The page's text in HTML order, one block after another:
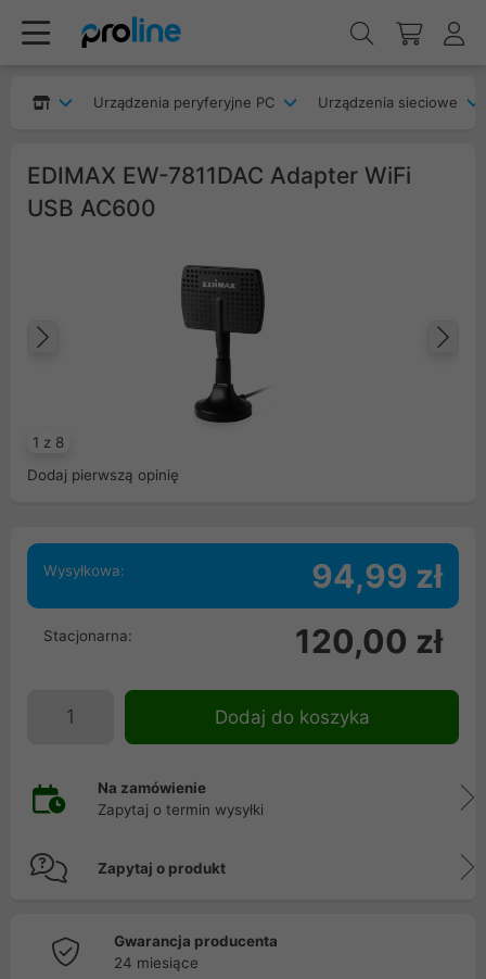
Urządzenia peryferyjne PC Urządzenia sieciowe
EDIMAX EW-7811DAC Adapter WiFi
USB AC600
1 z 8
Dodaj pierwszą opinię
Wysyłkowa: 94,99 zł
Stacjonarna: 120,00 zł
Dodaj do koszyka
Na zamówienie
Zapytaj o termin wysyłki
Zapytaj o produkt
Gwarancja producenta
24 miesiące